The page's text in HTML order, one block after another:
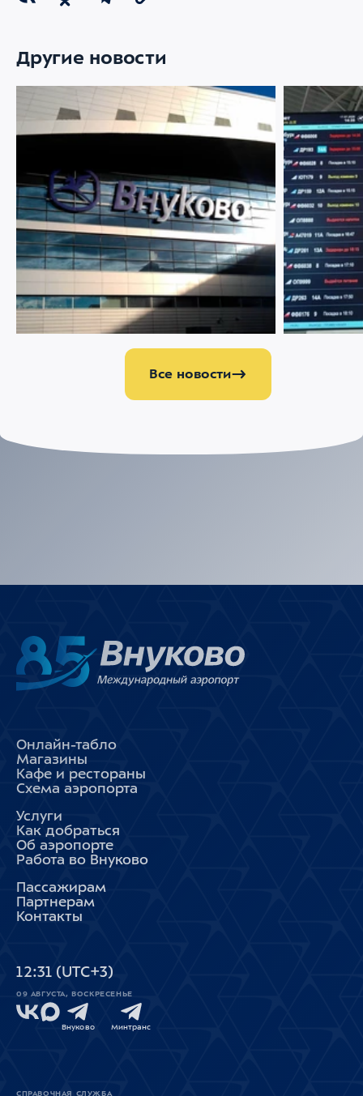
Другие новости
07 АВГУСТА 2026 2998
Ограничение движения в районе
Международного аэропорта Внуково
22 ИЮЛЯ 2026
Меняемся
Все новости
Онлайн-табло
Магазины
Кафе и рестораны
Схема аэропорта
Услуги
Как добраться
Об аэропорте
Работа во Внуково
Пассажирам
Партнерам
Контакты
12 31 (UTC+3)
09 АВГУСТА, ВОСКРЕСЕНЬЕ
Внуково Минтранс
СПРАВОЧНАЯ СЛУЖБА